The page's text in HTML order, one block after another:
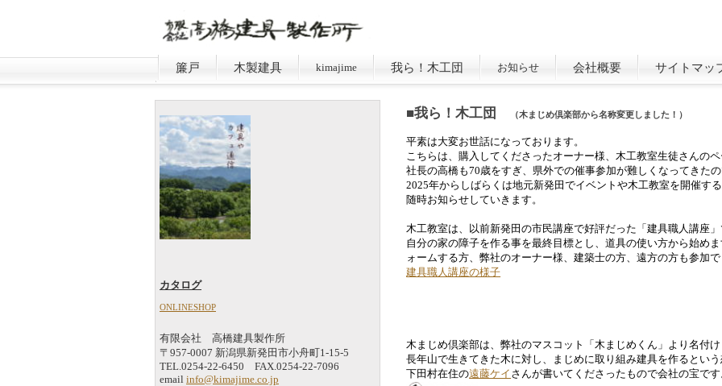
■我ら！木工団 （木まじめ倶楽部から名称変更しました！）
平素は大変お世話になっております。
こちらは、購入してくださったオーナー様、木工教室生徒さんの
社長の高橋も70歳をすぎ、県外での催事参加が難しくなってきた
2025年からしばらくは地元新発田でイベントや木工教室を開催す
随時お知らせしていきます。
木工教室は、以前新発田の市民講座で好評だった「建具職人講座
自分の家の障子を作る事を最終目標とし、道具の使い方から始め
ォームする方、弊社のオーナー様、建築士の方、遠方の方も参加
建具職人講座の様子
木まじめ倶楽部は、弊社のマスコット「木まじめくん」より名付
長年山で生きてきた木に対し、まじめに取り組み建具を作るとい
下田村在住の遠藤ケイ さんが書いてくださったもので会社の宝で
簾戸 木製建具 kimajime 我ら！木工団 お知らせ 会社概要 サイトマッ
カタログ
ONLINESHOP
有限会社 高橋建具製作所
〒957-0007 新潟県新発田市小舟町1-15-5
TEL.0254-22-6450 FAX.0254-22-7096
email info@kimajime.co.jp